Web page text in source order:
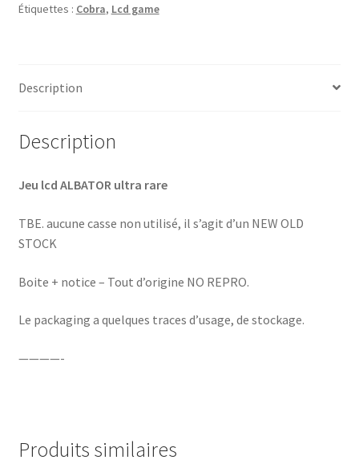
Étiquettes : Cobra, Lcd game
Description
Description
Jeu lcd ALBATOR ultra rare
TBE. aucune casse non utilisé, il s’agit d’un NEW OLD
STOCK
Boite + notice – Tout d’origine NO REPRO.
Le packaging a quelques traces d’usage, de stockage.
————-
Produits similaires